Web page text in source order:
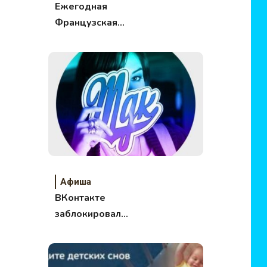
Ежегодная
Французская
ярмарка в Музее
Москвы
Афиша
ВКонтакте
заблокировал